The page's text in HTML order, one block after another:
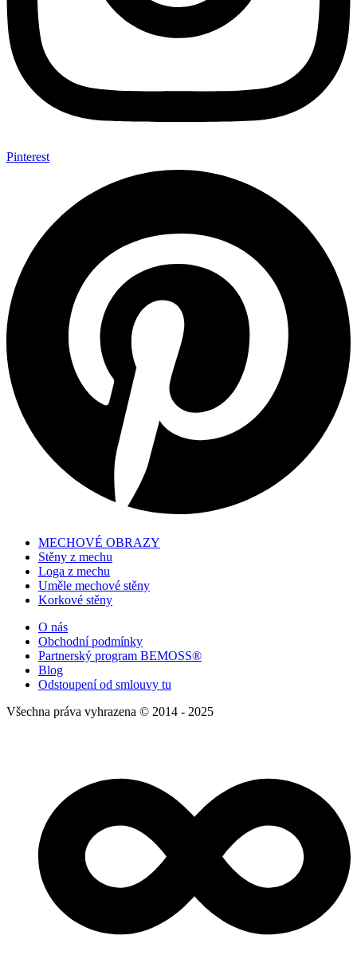
Pinterest
MECHOVÉ OBRAZY
Stěny z mechu
Loga z mechu
Uměle mechové stěny
Korkové stěny
O nás
Obchodní podmínky
Partnerský program BEMOSS®
Blog
Odstoupení od smlouvy tu
Všechna práva vyhrazena © 2014 - 2025